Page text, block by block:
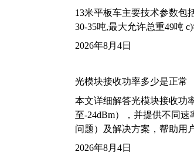
13米平板车主要技术参数包
30-35吨,最大允许总重49吨
2026年8月4日
光模块接收功率多少是正常
本文详细解答光模块接收功
至-24dBm），并提供不同
问题）及解决方案，帮助用
2026年8月4日